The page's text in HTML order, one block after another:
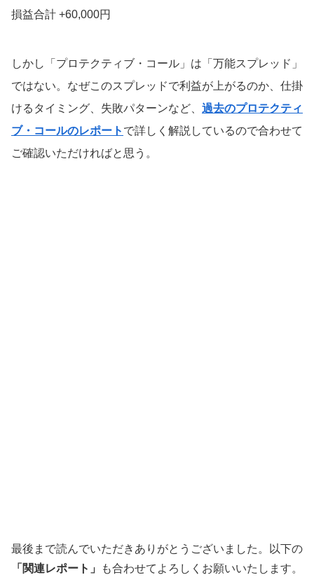
損益合計 +60,000円
しかし「プロテクティブ・コール」は「万能スプレッド」
ではない。なぜこのスプレッドで利益が上がるのか、仕掛
けるタイミング、失敗パターンなど、 過去のプロテクティ
ブ・コールのレポート で詳しく解説しているので合わせて
ご確認いただければと思う。
最後まで読んでいただきありがとうございました。以下の
「関連レポート」
も合わせてよろしくお願いいたします。